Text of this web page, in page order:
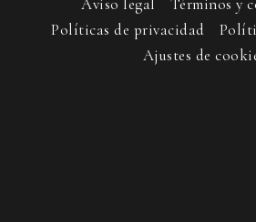
Aviso legal
Términos y
Políticas de privacidad
Ajustes de